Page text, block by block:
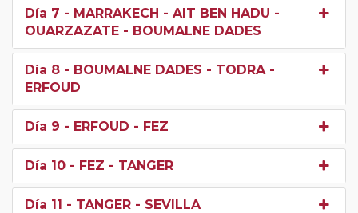
Día 7 - MARRAKECH - AIT BEN HADU -
OUARZAZATE - BOUMALNE DADES
Día 8 - BOUMALNE DADES - TODRA -
ERFOUD
Día 9 - ERFOUD - FEZ
Día 10 - FEZ - TANGER
Día 11 - TANGER - SEVILLA